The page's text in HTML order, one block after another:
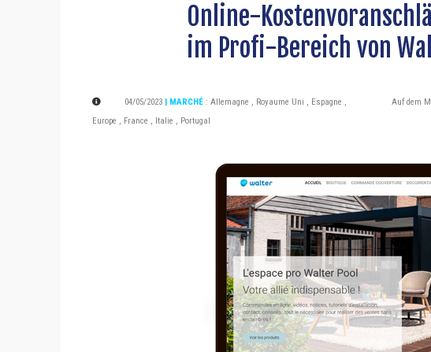
Online-
im Profi-Bereich von
04/05/2023 | MARCHÉ : Allemagne , Royaume Uni , Espagne ,
Europe , France , Italie , Portugal
Auf dem